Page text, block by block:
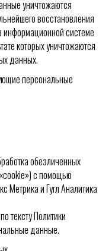
уничтожаются
восстановления
системе
которых уничтожаются
данных.
персональные
обезличенных
с помощью
Метрика и Гугл Аналитика
тексту Политики
данные.